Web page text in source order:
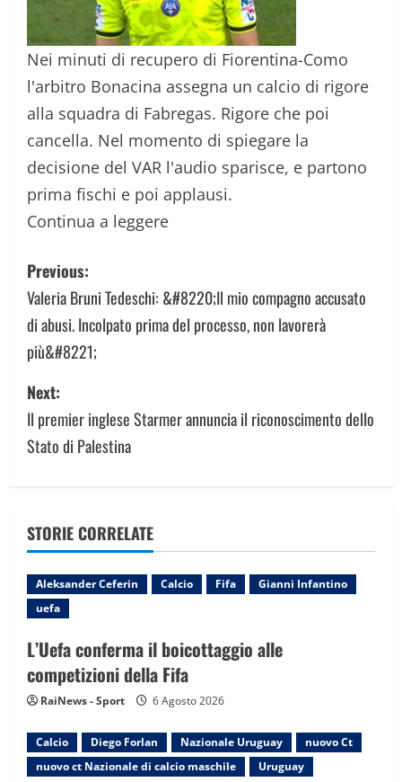
Nei minuti di recupero di Fiorentina-Como
l'arbitro Bonacina assegna un calcio di rigore
alla squadra di Fabregas. Rigore che poi
cancella. Nel momento di spiegare la
decisione del VAR l'audio sparisce, e partono
prima fischi e poi applausi.
Continua a leggere
P
o
s
t
n
a
i
g
a
t
i
o
n
Previous:
Valeria Bruni Tedeschi: &#8220;Il mio compagno accusato
di abusi. Incolpato prima del processo, non lavorerà
più&#8221;
Next:
Il premier inglese Starmer annuncia il riconoscimento dello
Stato di Palestina
STORIE CORRELATE
Aleksander Ceferin Calcio Fifa
Gianni Infantino
uefa
L’Uefa conferma il boicottaggio alle
competizioni della Fifa
RaiNews - Sport 6 Agosto 2026
Calcio Diego Forlan Nazionale Uruguay
nuovo Ct
nuovo ct Nazionale di calcio maschile
Uruguay